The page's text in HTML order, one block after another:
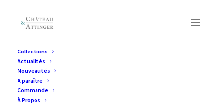
Collections
Actualités
Nouveautés
A paraître
Commande
À Propos